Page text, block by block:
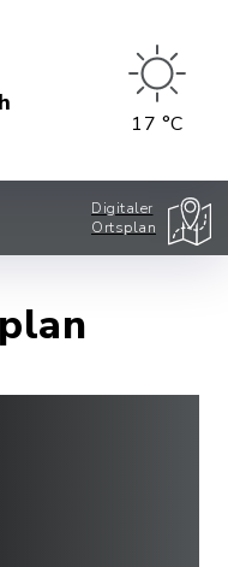
17 °C
Digitaler
Ortsplan